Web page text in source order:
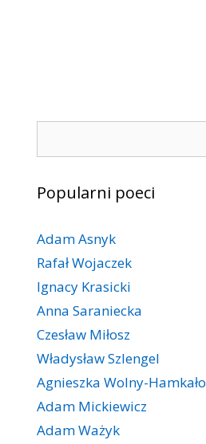
Popularni poeci
Adam Asnyk
Rafał Wojaczek
Ignacy Krasicki
Anna Saraniecka
Czesław Miłosz
Władysław Szlengel
Agnieszka Wolny-Hamkało
Adam Mickiewicz
Adam Ważyk